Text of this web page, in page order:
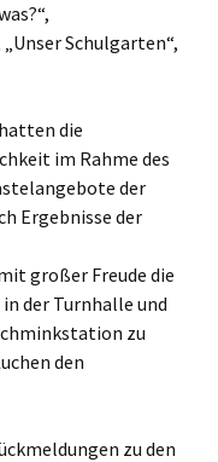
Schulgarten“,
die
im Rahme des
der
Ergebnisse der
großer Freude die
der Turnhalle und
zu
den
zu den